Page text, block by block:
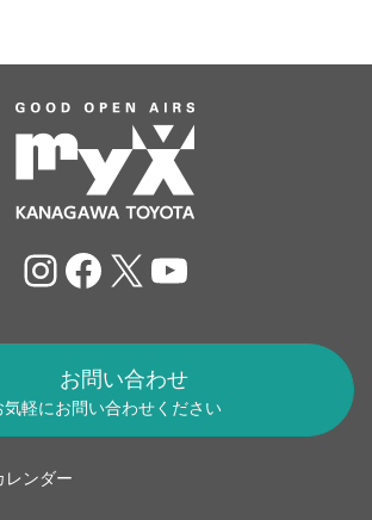
Instagram
Facebook
X YouTube
お問い合わせ
気軽にお問い合わせください
レンダー